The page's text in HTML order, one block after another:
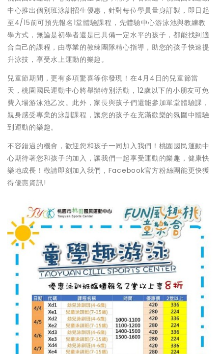
中心推出個別班泳訓招生優惠，針對每位學員量身訂製，即日起
至4/15前可預先報名1堂體驗課程，先體驗中心游泳池與教練教
學方式，無論是初學者還是已具備一定水平的孩子，都能找到適
合自己的課程，由專業的教練團隊精心指導，助您的孩子快速提
升泳技，享受水上運動的樂趣。
兒童節期間，更有多項驚喜等你發現！在4月4日的兒童節當
天，桃園國民運動中心將舉辦特別活動，12歲以下的小朋友可免
費入場游泳池乙次。此外，家長與孩子們還能參加單堂體驗課，
親身感受專業的泳訓課程，讓您的孩子在充滿歡樂的氛圍中體驗
到運動的樂趣。
不容錯過的機會，歡迎您和孩子一同加入我們！桃園國民運動中
心期待著您和孩子的加入，讓我們一起享受運動的樂趣，健康快
樂地成長！敬請即刻加入我們，Facebook官方粉絲團能更快獲
得優惠資訊!